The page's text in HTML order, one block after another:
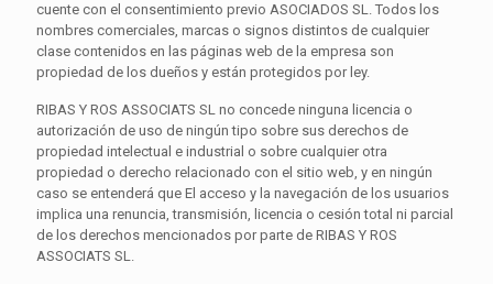
cuente con el consentimiento previo ASOCIADOS SL. Todos los
nombres comerciales, marcas o signos distintos de cualquier
clase contenidos en las páginas web de la empresa son
propiedad de los dueños y están protegidos por ley.
RIBAS Y ROS ASSOCIATS SL no concede ninguna licencia o
autorización de uso de ningún tipo sobre sus derechos de
propiedad intelectual e industrial o sobre cualquier otra
propiedad o derecho relacionado con el sitio web, y en ningún
caso se entenderá que El acceso y la navegación de los usuarios
implica una renuncia, transmisión, licencia o cesión total ni parcial
de los derechos mencionados por parte de RIBAS Y ROS
ASSOCIATS SL.